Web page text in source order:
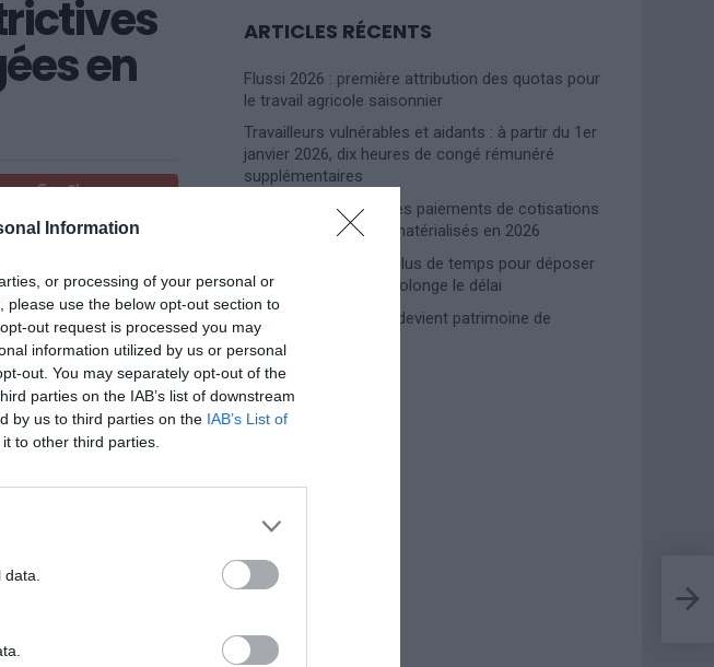
Information
or processing of your personal or
use the below opt-out section to
out request is processed you may
information utilized by us or personal
out. You may separately opt-out of the
parties on the IAB’s list of downstream
by us to third parties on the IAB’s List of
to other third parties.
en
Share
ARTICLES RÉCENTS
Flussi 2026 : première attribution des quotas pour
le travail agricole saisonnier
Travailleurs vulnérables et aidants : à partir du 1er
janvier 2026, dix heures de congé rémunéré
supplémentaires
Travail domestique : les paiements de cotisations
INPS entièrement dématérialisés en 2026
Prime de naissance, plus de temps pour déposer
la demande : l’INPS prolonge le délai
Lampedusa, l’accueil devient patrimoine de
l’humanité
Photoshoot Paris